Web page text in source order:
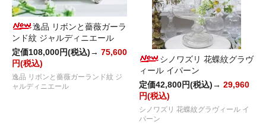
逸品 リボンと薔薇ガーラ
ンド紋 ジャルディニエール
定価108,000円(税込)→ 75,600
円(税込)
逸品 リボンと薔薇ガーランド紋 ジ
ャルディニエール
シノワズリ 花蝶紋グラヴ
ィール イパーン
定価42,800円(税込)→ 29,960
円(税込)
シノワズリ 花蝶紋グラヴィール イ
パーン